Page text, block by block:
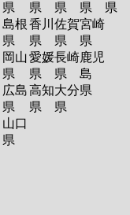
県
島根
県
岡山
県
広島
県
山口
県
県
香川
県
愛媛
県
高知
県
県
佐賀
県
長崎
県
大分
県
県
宮崎
県
鹿児
島
県
県